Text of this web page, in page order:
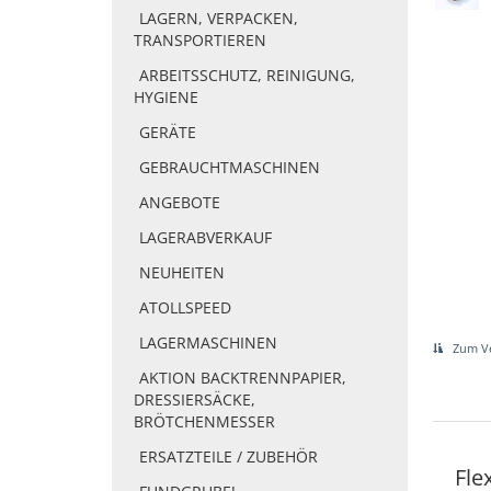
LAGERN, VERPACKEN,
TRANSPORTIEREN
ARBEITSSCHUTZ, REINIGUNG,
HYGIENE
GERÄTE
GEBRAUCHTMASCHINEN
ANGEBOTE
LAGERABVERKAUF
NEUHEITEN
ATOLLSPEED
LAGERMASCHINEN
AKTION BACKTRENNPAPIER,
DRESSIERSÄCKE,
BRÖTCHENMESSER
ERSATZTEILE / ZUBEHÖR
Zum